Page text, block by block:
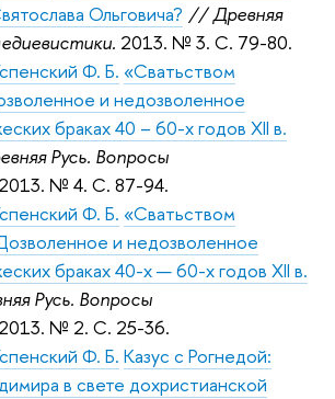
Ольговича? // Древняя
2013. № 3. C. 79-80.
Ф. Б. «Сватьством
и недозволенное
браках 40 – 60-х годов XII в.
Русь. Вопросы
2013. № 4. C. 87-94.
Ф. Б. «Сватьством
и недозволенное
браках 40-х — 60-х годов XII в.
Русь. Вопросы
2013. № 2. C. 25-36.
Ф. Б. Казус с Рогнедой:
в свете дохристианской